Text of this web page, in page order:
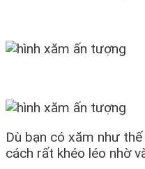
Dù bạn có xăm như
cách rất khéo léo nhờ